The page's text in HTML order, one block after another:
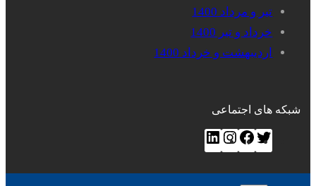
تیر و مرداد 1400
خرداد و تیر 1400
اردیبهشت و خرداد 1400
شبکه های اجتماعی
ت
ف